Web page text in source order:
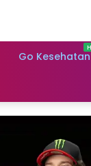
Go Kesehatan